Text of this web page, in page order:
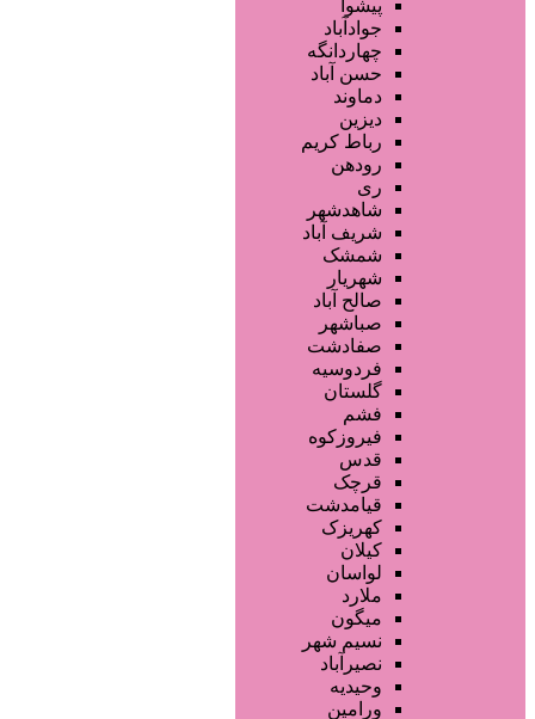
تجهیزات سالن زیبایی
محصولات پوست
محصولات مو
محصولات آرایشی
خدمات دندانپزشکی
سایر خدمات
پیشوا
جوادآباد
چهاردانگه
حسن آباد
دماوند
دیزین
رباط کریم
رودهن
ری
شاهدشهر
شریف آباد
شمشک
شهریار
صالح آباد
صباشهر
صفادشت
فردوسیه
گلستان
فشم
فیروزکوه
قدس
قرچک
قیامدشت
کهریزک
کیلان
لواسان
ملارد
میگون
نسیم شهر
نصیرآباد
وحیدیه
ورامین
صفحه اصلی
آگهی انبوه
طراحی سایت
صفحه اختصاصی
لیست سایتهای تبلیغاتی